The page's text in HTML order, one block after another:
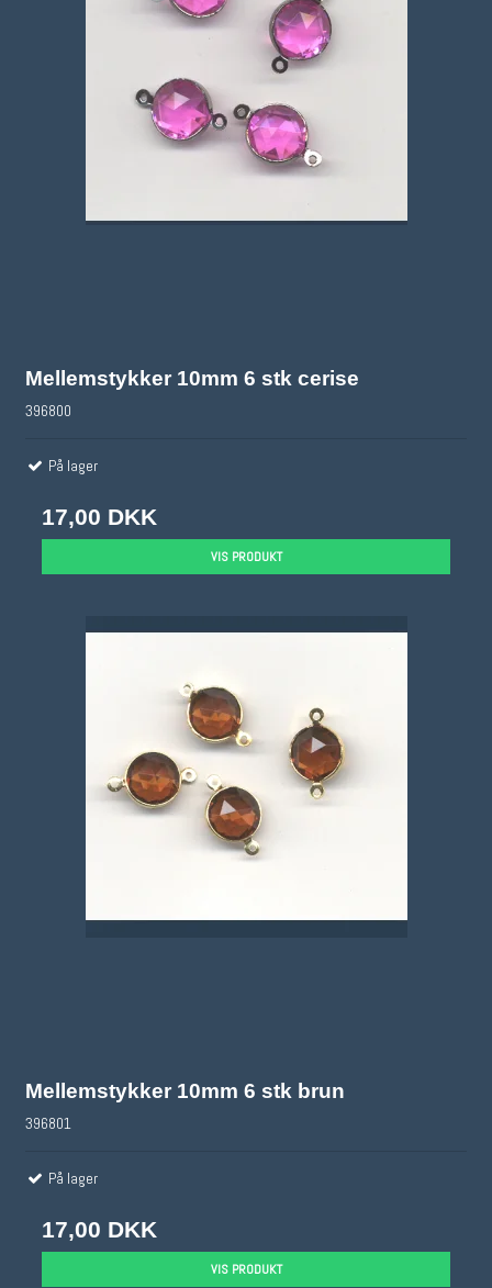
Mellemstykker 10mm 6 stk cerise
396800
På lager
17,00 DKK
VIS PRODUKT
Mellemstykker 10mm 6 stk brun
396801
På lager
17,00 DKK
VIS PRODUKT